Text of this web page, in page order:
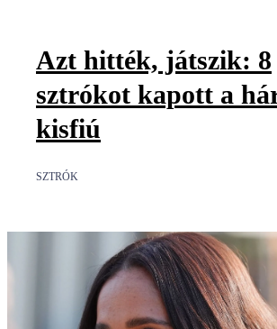
Azt hitték, játszik: 8
sztrókot kapott a
kisfiú
SZTRÓK